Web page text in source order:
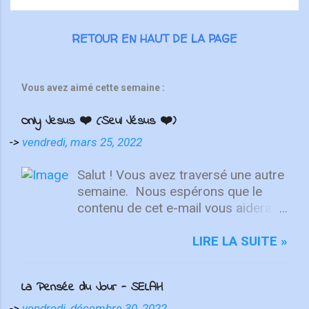
RETOUR EN HAUT DE LA PAGE
Vous avez aimé cette semaine :
Only Jesus ❤️ (Seul Jésus ❤️)
-> vendredi, mars 25, 2022
Salut ! Vous avez traversé une autre
semaine. ⁣ Nous espérons que le
contenu de cet e-mail vous aidera à
Quelle que soit la semaine que vous
une nouvelle chance de se détendre
LIRE LA SUITE »
La Pensée du Jour - SELAH